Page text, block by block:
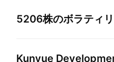
5206株のボラティ
Kunyue